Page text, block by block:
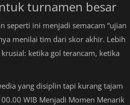
turnamen besar
seperti ini menjadi semacam “ujian
menilai tim dari skor akhir. Lebih
ketika gol terancam, ketika
yang disiplin tapi kurang tajam
WIB Menjadi Momen Menarik